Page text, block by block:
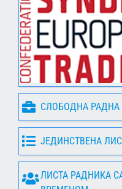
СЛОБОДНА РАДНА
ЈЕДИНСТВЕНА
ЛИСТА РАДНИКА